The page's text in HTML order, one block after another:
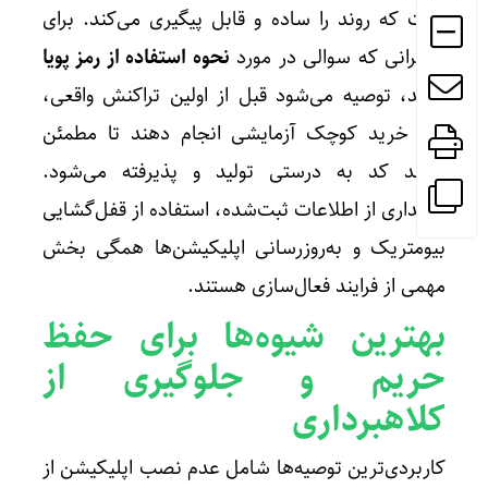
است که روند را ساده و قابل پیگیری می‌کند. برای
کاربرانی که سوالی در مورد نحوه استفاده از رمز پویا
دارند، توصیه می‌شود قبل از اولین تراکنش واقعی،
یک خرید کوچک آزمایشی انجام دهند تا مطمئن
شوند کد به درستی تولید و پذیرفته می‌شود.
نگهداری از اطلاعات ثبت‌شده، استفاده از قفل‌گشایی
بیومتریک و به‌روزرسانی اپلیکیشن‌ها همگی بخش
مهمی از فرایند فعال‌سازی هستند.
بهترین شیوه‌ها برای حفظ
حریم و جلوگیری از
کلاهبرداری
کاربردی‌ترین توصیه‌ها شامل عدم نصب اپلیکیشن از